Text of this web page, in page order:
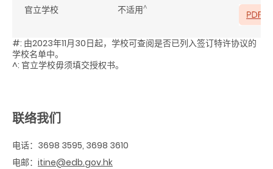
官立学校 不适用^
#: 由2023年11月30日起，学校可查阅是否已列入签订特许协议的
学校名单中。
^: 官立学校毋须填交授权书。
联络我们
电话：3698 3595, 3698 3610
电邮： itine@edb.gov.hk